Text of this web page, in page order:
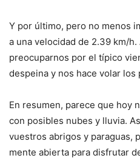
Y por último, pero no menos
a una velocidad de 2.39 km/
preocuparnos por el típico
despeina y nos hace volar los
En resumen, parece que hoy
con posibles nubes y lluvia.
vuestros abrigos y paraguas,
mente abierta para disfrutar